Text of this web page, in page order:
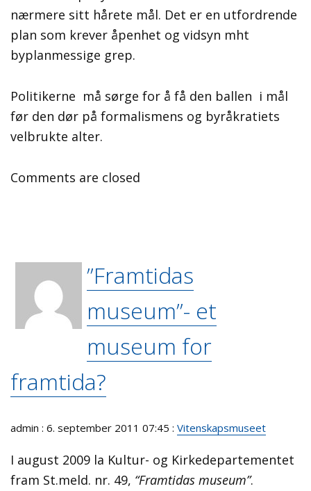
nærmere sitt hårete mål. Det er en utfordrende
plan som krever åpenhet og vidsyn mht
byplanmessige grep.
Politikerne må sørge for å få den ballen i mål
før den dør på formalismens og byråkratiets
velbrukte alter.
Comments are closed
”Framtidas
museum”- et
museum for
framtida?
admin : 6. september 2011 07:45 : Vitenskapsmuseet
I august 2009 la Kultur- og Kirkedepartementet
fram St.meld. nr. 49, “Framtidas museum”.